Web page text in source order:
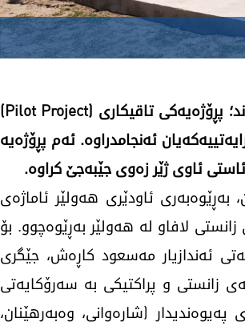
بەڕێوەبەرایەتی ئاودێری هەولێر، تایبەت بە کوردستان24 رایگەیاند؛ پڕۆژەیەکی تاقیکاری (Pilot Project)
ئەنجامدراوە. ئەم پڕۆژەیە
ئاوی ژێر زەوی جێبەجێ کراوە.
ڕێبوار حەسەن، بەڕێوەبەری ئاودێری هەولێر ئاماژەی
لافاو لە هەولێر بەڕێوەچوو. بۆ
ئەندازیار مەسعود کاڕەش، جێگری
زانستی و پراکتیکی بە سەرۆکایەتی
(شارەوانی، وەبەرهێنان،